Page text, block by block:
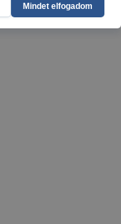
Mindet elfogadom